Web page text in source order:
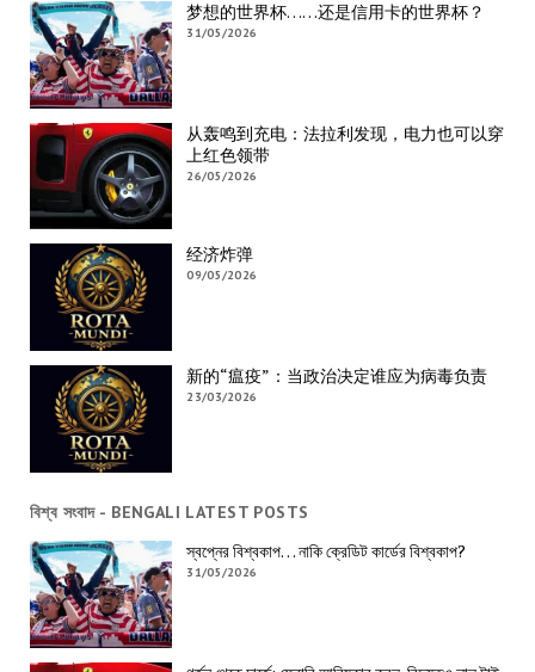
梦想的世界杯……还是信用卡的世界杯？
31/05/2026
从轰鸣到充电：法拉利发现，电力也可以穿
上红色领带
26/05/2026
经济炸弹
09/05/2026
新的“瘟疫”：当政治决定谁应为病毒负责
23/03/2026
বিশ্ব সংবাদ - BENGALI LATEST POSTS
স্বপ্নের বিশ্বকাপ… নাকি ক্রেডিট কার্ডের বিশ্বকাপ?
31/05/2026